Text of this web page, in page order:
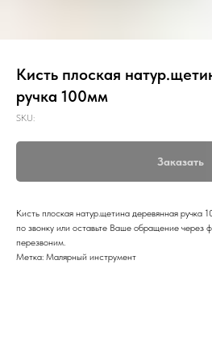
Кисть плоская
ручка 100мм
SKU:
Заказать
Кисть плоская натур.щетина деревянная ручка
по звонку или оставьте Ваше обращение через
перезвоним.
Метка: Малярный инструмент